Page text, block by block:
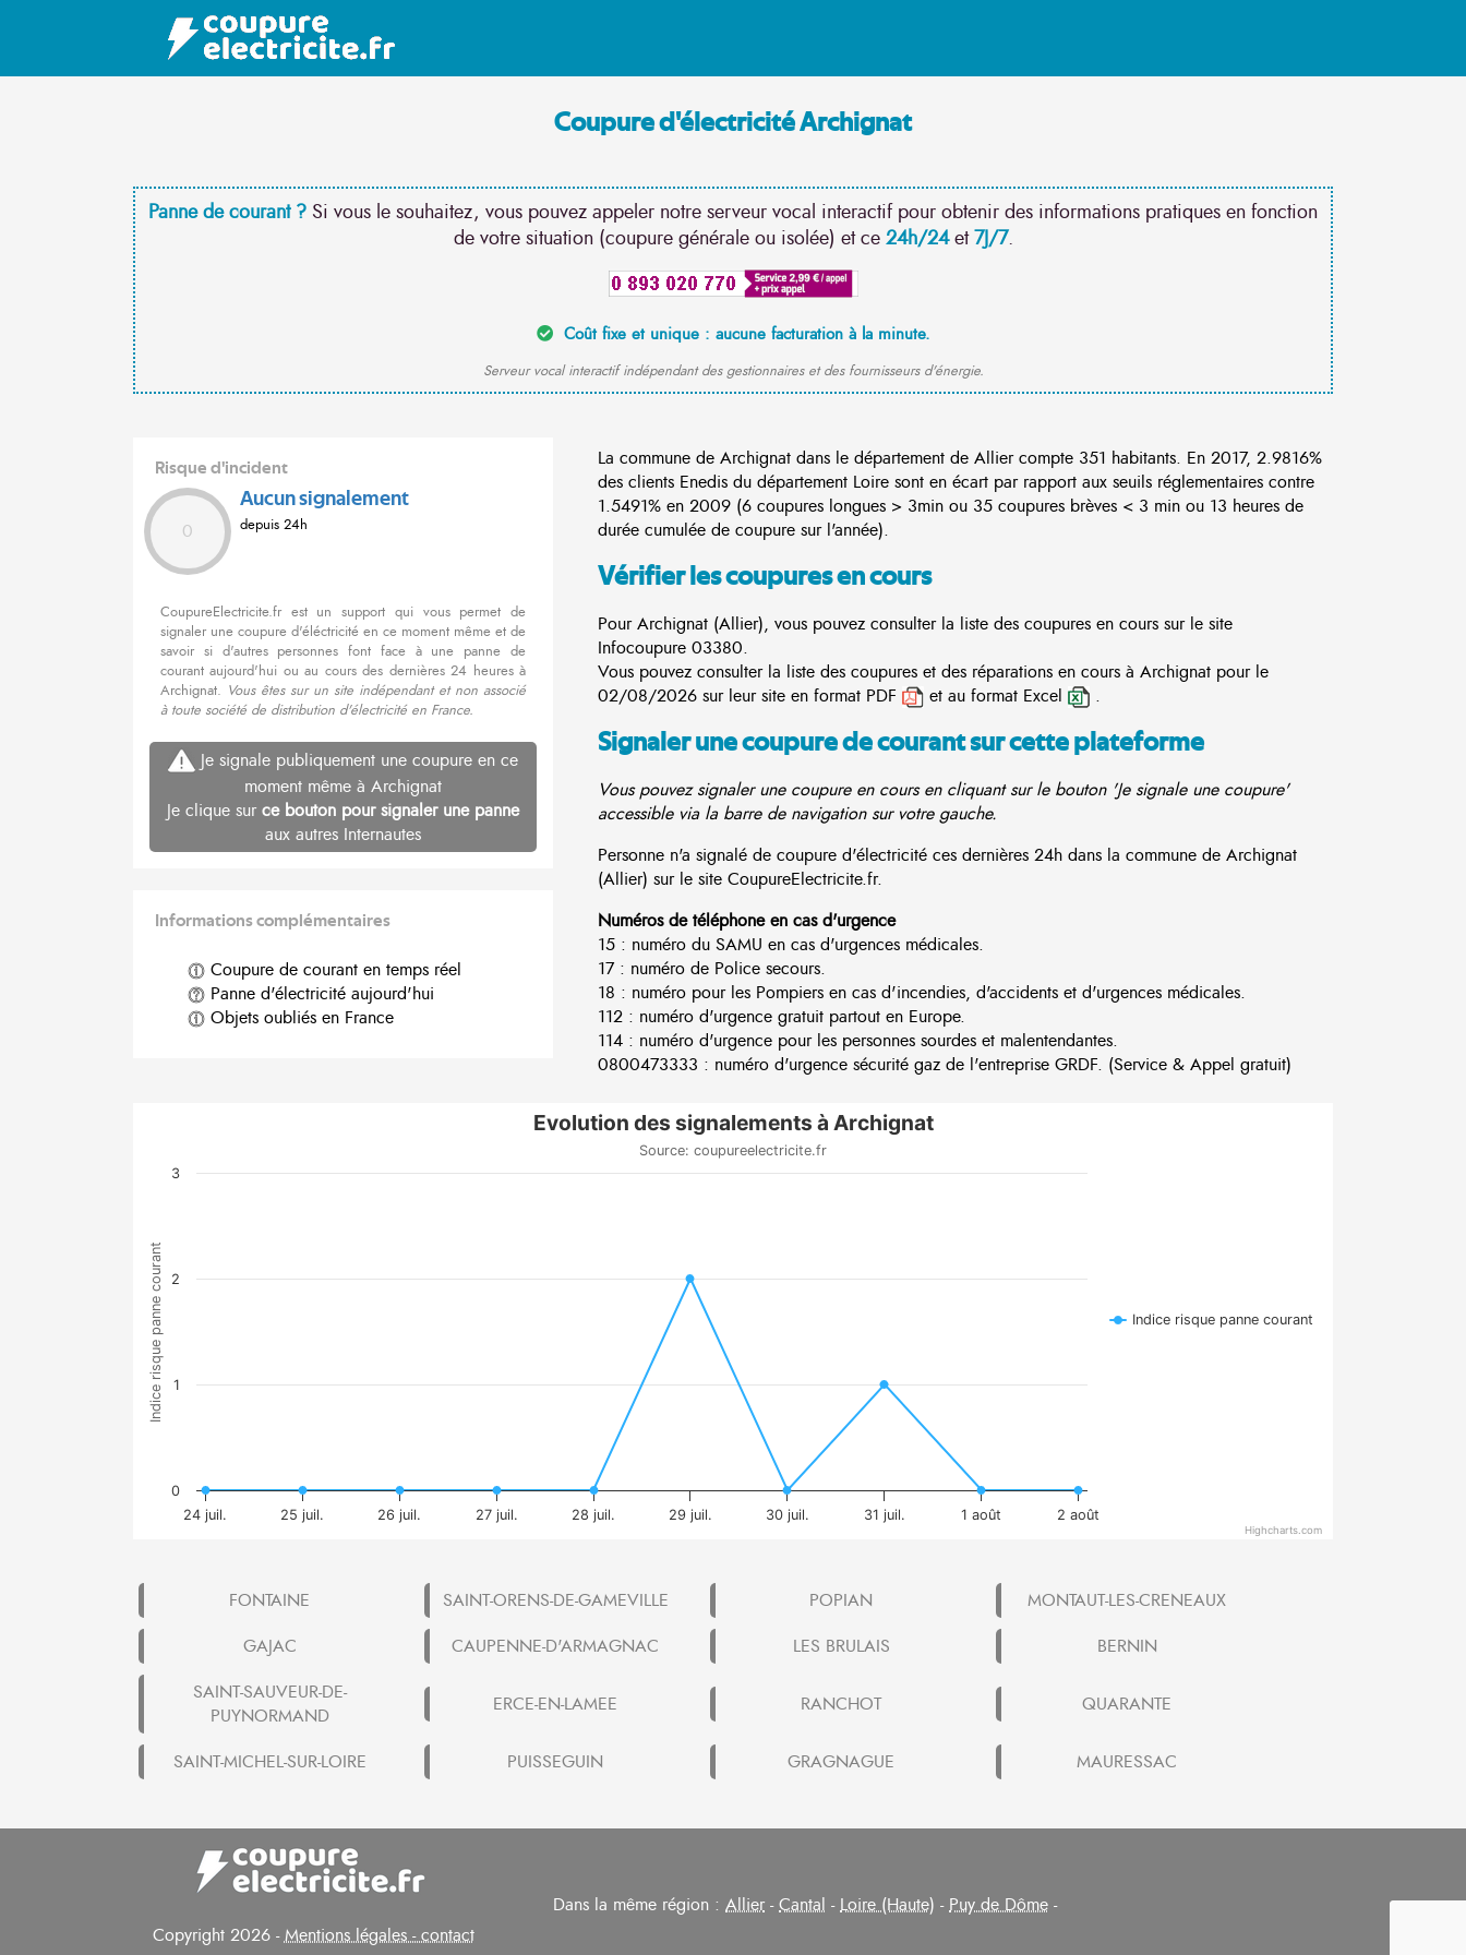
Coupure d'électricité Archignat
Panne de courant ? Si vous le souhaitez, vous pouvez appeler notre serveur vocal interactif pour obtenir des informations pratiques en fonction
de votre situation (coupure générale ou isolée) et ce 24h/24et7J/7.
Coût fixe et unique : aucune facturation à la minute.
Serveur vocal interactif indépendant des gestionnaires et des fournisseurs d'énergie.
Risque d'incident
0
Aucun signalement
depuis 24h
CoupureElectricite.fr est un support qui vous permet de
signaler une coupure d'éléctricité en ce moment même et de
savoir si d'autres personnes font face à une panne de
courant aujourd'hui ou au cours des dernières 24 heures à
Archignat. Vous êtes sur un site indépendant et non associé
à toute société de distribution d'électricité en France.
Je signale publiquement une coupure en ce
moment même à Archignat
Je clique sur ce bouton pour signaler une panne
aux autres Internautes
Informations complémentaires
Coupure de courant en temps réel
Panne d'électricité aujourd'hui
Objets oubliés en France
La commune de Archignat dans le département de Allier compte 351 habitants. En 2017, 2.9816%
des clients Enedis du département Loire sont en écart par rapport aux seuils réglementaires contre
1.5491% en 2009 (6 coupures longues > 3min ou 35 coupures brèves < 3 min ou 13 heures de
durée cumulée de coupure sur l'année).
Vérifier les coupures en cours
Pour Archignat (Allier), vous pouvez consulter la liste des coupures en cours sur le site
Infocoupure 03380.
Vous pouvez consulter la liste des coupures et des réparations en cours à Archignat pour le
02/08/2026 sur leur site en format PDF
et au format Excel .
Signaler une coupure de courant sur cette plateforme
Vous pouvez signaler une coupure en cours en cliquant sur le bouton 'Je signale une coupure'
accessible via la barre de navigation sur votre gauche.
Personne n'a signalé de coupure d'électricité ces dernières 24h dans la commune de Archignat
(Allier) sur le site CoupureElectricite.fr.
Numéros de téléphone en cas d'urgence
15 : numéro du SAMU en cas d'urgences médicales.
17 : numéro de Police secours.
18 : numéro pour les Pompiers en cas d'incendies, d'accidents et d'urgences médicales.
112 : numéro d'urgence gratuit partout en Europe.
114 : numéro d'urgence pour les personnes sourdes et malentendantes.
0800473333 : numéro d'urgence sécurité gaz de l'entreprise GRDF. (Service & Appel gratuit)
Indice risque panne courant
Evolution des signalements à Archignat
Source: coupureelectricite.fr
Indice risque panne courant
24 juil. 25 juil. 26 juil. 27 juil. 28 juil. 29 juil. 30 juil. 31 juil. 1 août 2 août
0
1
2
3
Highcharts.com
FONTAINE SAINT-ORENS-DE-GAMEVILLE POPIAN
MONTAUT-LES-CRENEAUX
GAJAC
CAUPENNE-D'ARMAGNAC LES BRULAIS
BERNIN
SAINT-SAUVEUR-DE-
PUYNORMAND
ERCE-EN-LAMEE RANCHOT QUARANTE
SAINT-MICHEL-SUR-LOIRE PUISSEGUIN GRAGNAGUE MAURESSAC
Copyright 2026 -Mentions légales - contact
Dans la même région : Allier -Cantal -Loire (Haute) -Puy de Dôme -